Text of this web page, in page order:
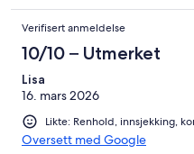
Verifisert anmeldelse
10/10 – Utmerket
Lisa
16. mars 2026
Likte: Renhold, innsjekking,
Oversett med Google